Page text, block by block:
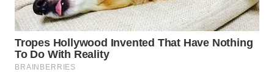
WN
PRIANGAN
TIMUR
WN